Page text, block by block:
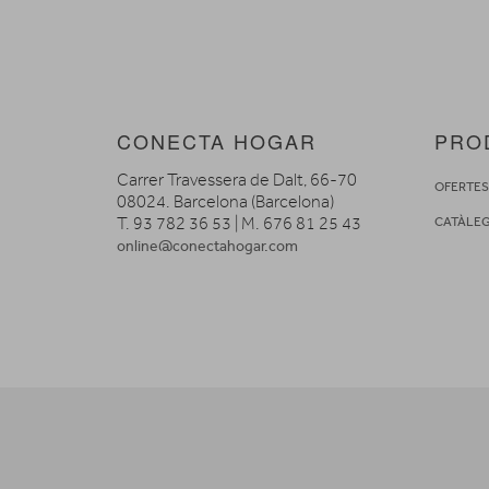
CONECTA HOGAR
Carrer Travessera de Dalt, 66-70
08024. Barcelona (Barcelona)
T. 93 782 36 53 | M. 676 81 25 43
online@conectahogar.com
OFERTES